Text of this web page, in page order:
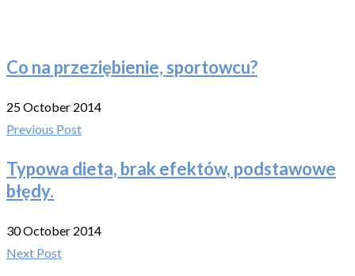
Co na przeziębienie, sportowcu?
25 October 2014
Previous Post
Typowa dieta, brak efektów, podstawowe
błędy.
30 October 2014
Next Post